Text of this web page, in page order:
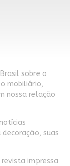
sobre o
mobiliário,
nossa relação
suas
impressa